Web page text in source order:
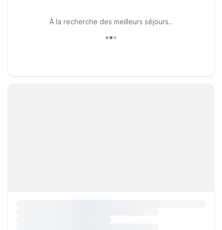
À la recherche des meilleurs séjours..